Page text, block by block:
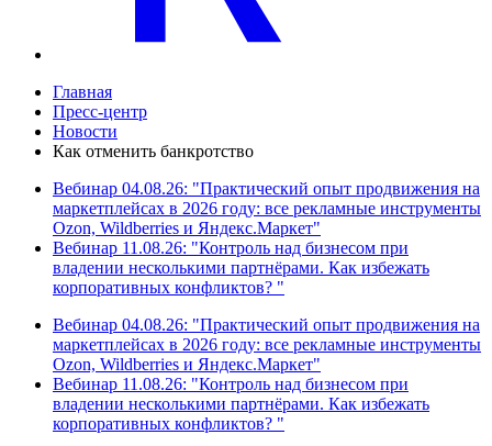
Главная
Пресс-центр
Новости
Как отменить банкротство
Вебинар 04.08.26: "Практический опыт продвижения на
маркетплейсах в 2026 году: все рекламные инструменты
Ozon, Wildberries и Яндекс.Маркет"
Вебинар 11.08.26: "Контроль над бизнесом при
владении несколькими партнёрами. Как избежать
корпоративных конфликтов? "
Вебинар 04.08.26: "Практический опыт продвижения на
маркетплейсах в 2026 году: все рекламные инструменты
Ozon, Wildberries и Яндекс.Маркет"
Вебинар 11.08.26: "Контроль над бизнесом при
владении несколькими партнёрами. Как избежать
корпоративных конфликтов? "